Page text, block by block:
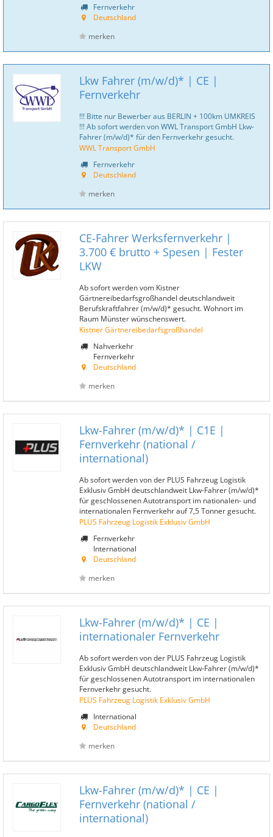
Fernverkehr
Deutschland
merken
Lkw Fahrer (m/w/d)* | CE |
Fernverkehr
!!! Bitte nur Bewerber aus BERLIN + 100km UMKREIS
!!! Ab sofort werden von WWL Transport GmbH Lkw-
Fahrer (m/w/d)* für den Fernverkehr gesucht.
WWL Transport GmbH
Fernverkehr
Deutschland
merken
CE-Fahrer Werksfernverkehr |
3.700 € brutto + Spesen | Fester
LKW
Ab sofort werden vom Kistner
Gärtnereibedarfsgroßhandel deutschlandweit
Berufskraftfahrer (m/w/d)* gesucht. Wohnort im
Raum Münster wünschenswert.
Kistner Gärtnereibedarfsgroßhandel
Nahverkehr
Fernverkehr
Deutschland
merken
Lkw-Fahrer (m/w/d)* | C1E |
Fernverkehr (national /
international)
Ab sofort werden von der PLUS Fahrzeug Logistik
Exklusiv GmbH deutschlandweit Lkw-Fahrer (m/w/d)*
für geschlossenen Autotransport im nationalen- und
internationalen Fernverkehr auf 7,5 Tonner gesucht.
PLUS Fahrzeug Logistik Exklusiv GmbH
Fernverkehr
International
Deutschland
merken
Lkw-Fahrer (m/w/d)* | CE |
internationaler Fernverkehr
Ab sofort werden von der PLUS Fahrzeug Logistik
Exklusiv GmbH deutschlandweit Lkw-Fahrer (m/w/d)*
für geschlossenen Autotransport im internationalen
Fernverkehr gesucht.
PLUS Fahrzeug Logistik Exklusiv GmbH
International
Deutschland
merken
Lkw-Fahrer (m/w/d)* | CE |
Fernverkehr (national /
international)